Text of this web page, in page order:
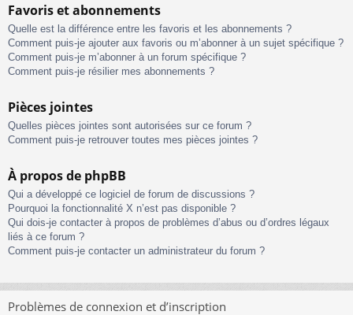
Favoris et abonnements
Quelle est la différence entre les favoris et les abonnements ?
Comment puis-je ajouter aux favoris ou m’abonner à un sujet spécifique ?
Comment puis-je m’abonner à un forum spécifique ?
Comment puis-je résilier mes abonnements ?
Pièces jointes
Quelles pièces jointes sont autorisées sur ce forum ?
Comment puis-je retrouver toutes mes pièces jointes ?
À propos de phpBB
Qui a développé ce logiciel de forum de discussions ?
Pourquoi la fonctionnalité X n’est pas disponible ?
Qui dois-je contacter à propos de problèmes d’abus ou d’ordres légaux
liés à ce forum ?
Comment puis-je contacter un administrateur du forum ?
Problèmes de connexion et d’inscription